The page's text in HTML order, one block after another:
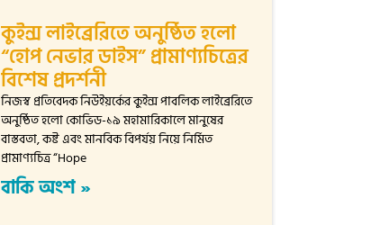
কুইন্স লাইব্রেরিতে অনুষ্ঠিত হলো
“হোপ নেভার ডাইস” প্রামাণ্যচিত্রের
বিশেষ প্রদর্শনী
নিজস্ব প্রতিবেদক নিউইয়র্কের কুইন্স পাবলিক লাইব্রেরিতে
অনুষ্ঠিত হলো কোভিড-১৯ মহামারিকালে মানুষের
বাস্তবতা, কষ্ট এবং মানবিক বিপর্যয় নিয়ে নির্মিত
প্রামাণ্যচিত্র “Hope
বাকি অংশ »